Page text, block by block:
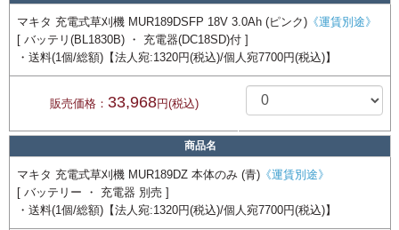
マキタ 充電式草刈機 MUR189DSFP 18V 3.0Ah (ピンク) 《運賃別途》
[ バッテリ(BL1830B) ・ 充電器(DC18SD)付 ]
・送料(1個/総額)【法人宛:1320円(税込)/個人宛7700円(税込)】
販売価格： 33,968円(税込)
商品名
マキタ 充電式草刈機 MUR189DZ 本体のみ (青) 《運賃別途》
[ バッテリー ・ 充電器 別売 ]
・送料(1個/総額)【法人宛:1320円(税込)/個人宛7700円(税込)】